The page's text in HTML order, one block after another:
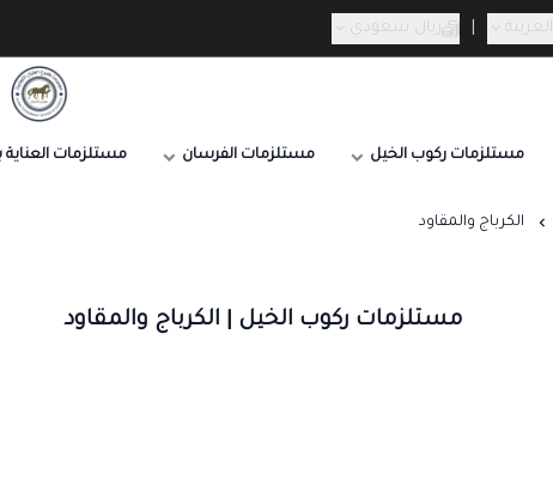
العربية ريال سعودي
مستلزمات ركوب الخيل مستلزمات الفرسان مستلزمات العناية
الكرباج والمقاود
مستلزمات ركوب الخيل | الكرباج والمقاود